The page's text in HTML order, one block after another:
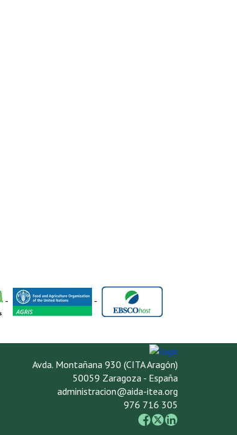
- -
Avda. Montañana 930 (CITA Aragón)
50059 Zaragoza - España
administracion@aida-itea.org
976 716 305